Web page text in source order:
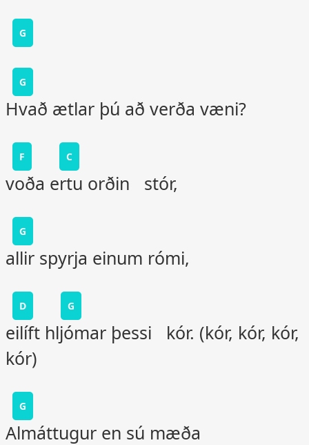
G
G
Hvað ætlar þú að verða væni?
F C
voða ertu orðin stór,
G
allir spyrja einum rómi,
D G
eilíft hljómar þessi kór. (kór, kór, kór,
kór)
G
Almáttugur en sú mæða